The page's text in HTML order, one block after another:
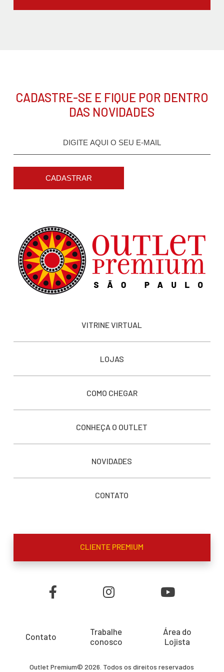
CADASTRE-SE E FIQUE POR DENTRO
DAS NOVIDADES
CADASTRAR
VITRINE VIRTUAL
LOJAS
COMO CHEGAR
CONHEÇA O OUTLET
NOVIDADES
CONTATO
CLIENTE PREMIUM
Contato
Trabalhe
conosco
Área do
Lojista
Outlet Premium© 2026. Todos os direitos reservados